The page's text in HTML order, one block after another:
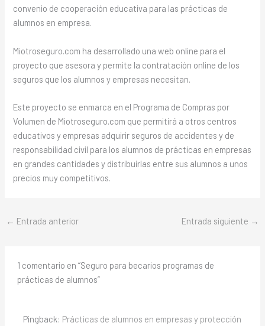
convenio de cooperación educativa para las prácticas de
alumnos en empresa.
Miotroseguro.com ha desarrollado una web online para el
proyecto que asesora y permite la contratación online de los
seguros que los alumnos y empresas necesitan.
Este proyecto se enmarca en el Programa de Compras por
Volumen de Miotroseguro.com que permitirá a otros centros
educativos y empresas adquirir seguros de accidentes y de
responsabilidad civil para los alumnos de prácticas en empresas
en grandes cantidades y distribuirlas entre sus alumnos a unos
precios muy competitivos.
← Entrada anterior Entrada siguiente →
1 comentario en “Seguro para becarios programas de
prácticas de alumnos”
Pingback: Prácticas de alumnos en empresas y protección